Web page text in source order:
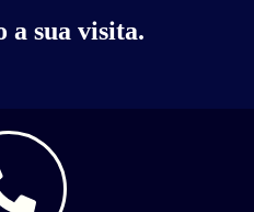
a sua visita.